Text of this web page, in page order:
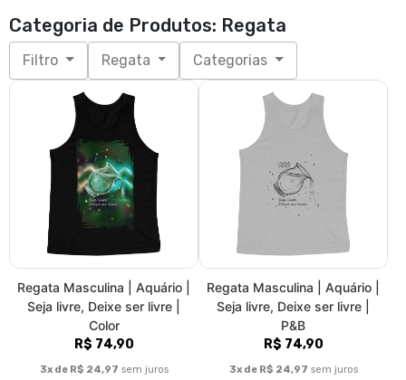
Categoria de Produtos: Regata
Filtro Regata Categorias
Regata Masculina | Aquário |
Seja livre, Deixe ser livre |
Color
R$ 74,90
3x de R$ 24,97 sem juros
Regata Masculina | Aquário |
Seja livre, Deixe ser livre |
P&B
R$ 74,90
3x de R$ 24,97 sem juros